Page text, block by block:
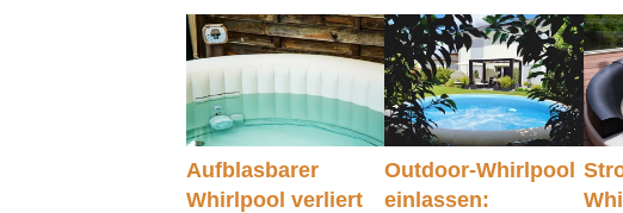
Aufblasbarer
Whirlpool verliert
Outdoor-Whirlpool
einlassen: